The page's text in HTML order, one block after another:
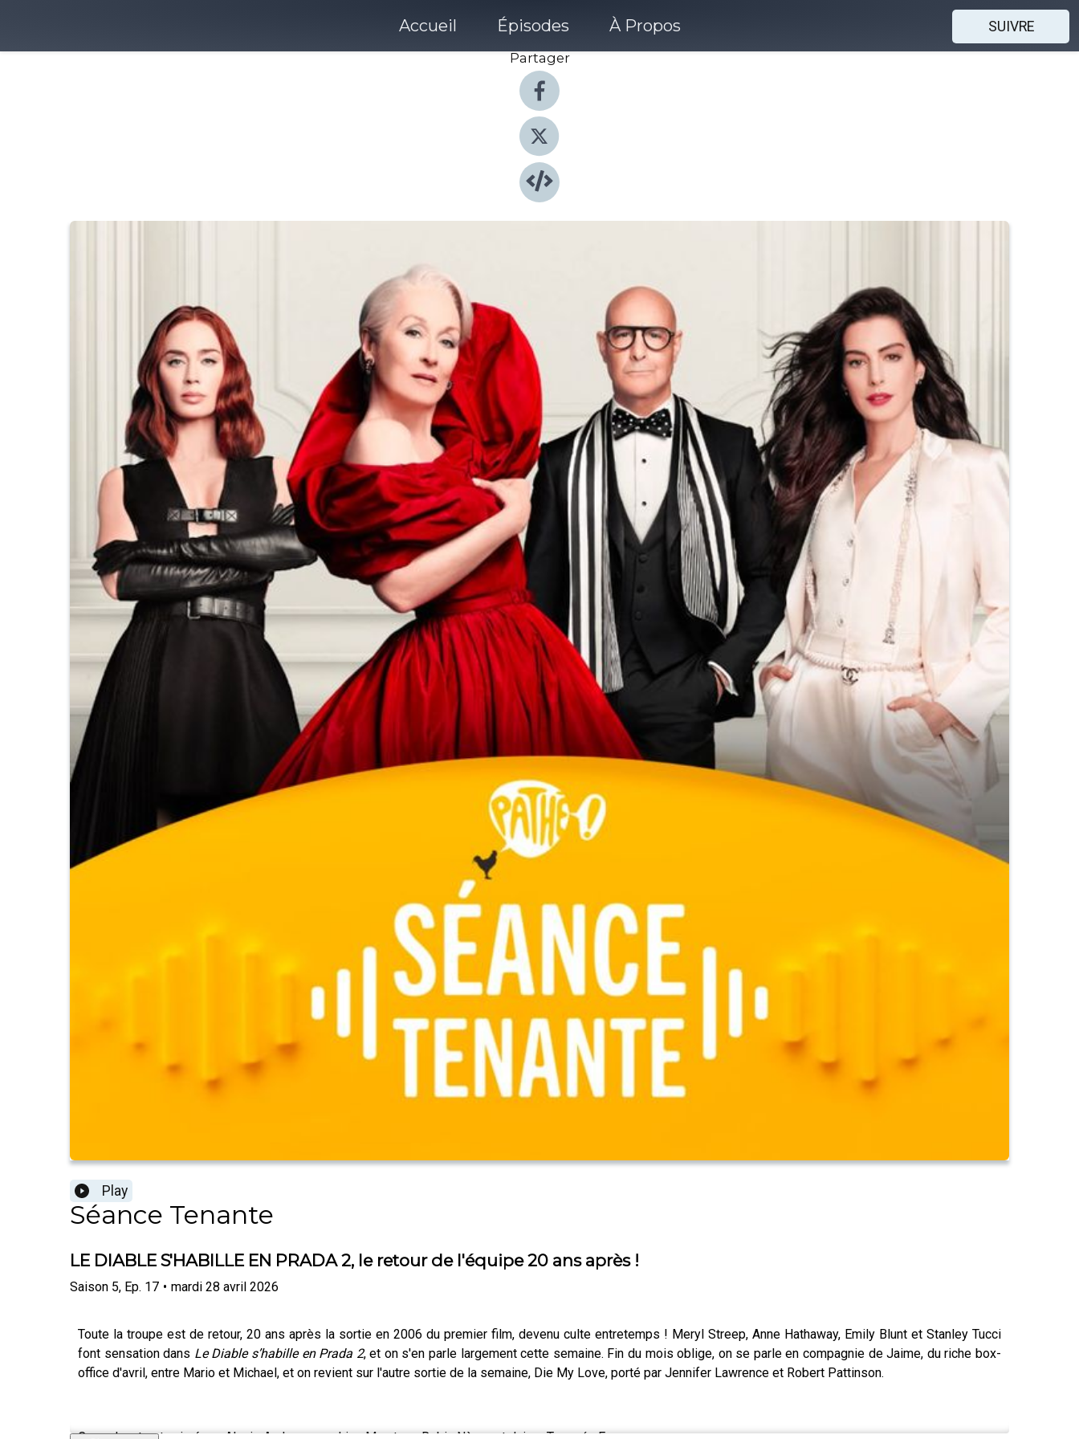
Accueil Épisodes À Propos
SUIVRE
Partager
Play
Séance Tenante
LE DIABLE S'HABILLE EN PRADA 2, le retour de l'équipe 20 ans après !
Saison 5, Ep. 17 • mardi 28 avril 2026
Toute la troupe est de retour, 20 ans après la sortie en 2006 du premier film, devenu culte entretemps ! Meryl Streep, Anne Hathaway, Emily Blunt et Stanley Tucci
font sensation dans Le Diable s’habille en Prada 2, et on s'en parle largement cette semaine. Fin du mois oblige, on se parle en compagnie de Jaime, du riche box-
office d'avril, entre Mario et Michael, et on revient sur l'autre sortie de la semaine, Die My Love, porté par Jennifer Lawrence et Robert Pattinson.